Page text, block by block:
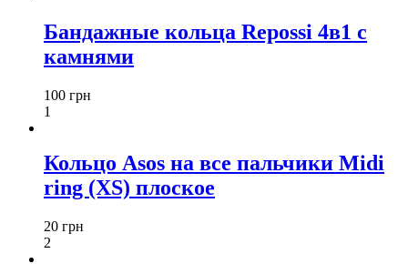
Бандажные кольца Repossi 4в1 с
камнями
100 грн
1
Кольцо Asos на все пальчики Midi
ring (XS) плоское
20 грн
2